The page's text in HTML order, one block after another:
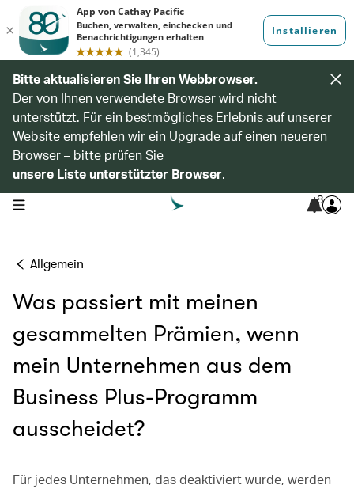
Bitte aktualisieren Sie Ihren Webbrowser.
Der von Ihnen verwendete Browser wird nicht
unterstützt. Für ein bestmögliches Erlebnis auf unserer
Website empfehlen wir ein Upgrade auf einen neueren
Browser – bitte prüfen Sie
unsere Liste unterstützter Browser.
open navigation menu 8
Allgemein
Was passiert mit meinen
gesammelten Prämien, wenn
mein Unternehmen aus dem
Business Plus-Programm
ausscheidet?
Für jedes Unternehmen, das deaktiviert wurde, werden